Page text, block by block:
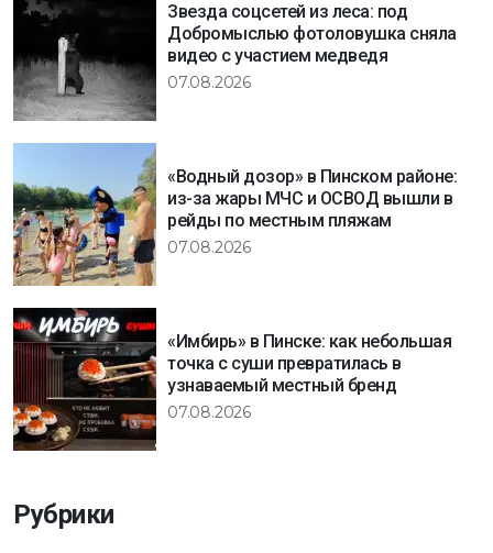
Звезда соцсетей из леса: под
Добромыслью фотоловушка сняла
видео с участием медведя
07.08.2026
«Водный дозор» в Пинском районе:
из-за жары МЧС и ОСВОД вышли в
рейды по местным пляжам
07.08.2026
«Имбирь» в Пинске: как небольшая
точка с суши превратилась в
узнаваемый местный бренд
07.08.2026
Рубрики